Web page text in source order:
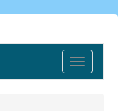
Toggle